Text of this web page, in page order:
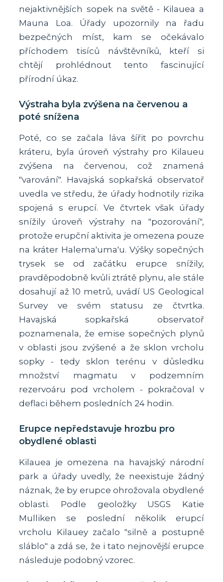
nejaktivnějších sopek na světě - Kilauea a
Mauna Loa. Úřady upozornily na řadu
bezpečných míst, kam se očekávalo
příchodem tisíců návštěvníků, kteří si
chtějí prohlédnout tento fascinující
přírodní úkaz.
Výstraha byla zvýšena na červenou a
poté snížena
Poté, co se začala láva šířit po povrchu
kráteru, byla úroveň výstrahy pro Kilaueu
zvýšena na červenou, což znamená
"varování". Havajská sopkařská observatoř
uvedla ve středu, že úřady hodnotily rizika
spojená s erupcí. Ve čtvrtek však úřady
snížily úroveň výstrahy na "pozorování",
protože erupční aktivita je omezena pouze
na kráter Halema'uma'u. Výšky sopečných
trysek se od začátku erupce snížily,
pravděpodobně kvůli ztrátě plynu, ale stále
dosahují až 10 metrů, uvádí US Geological
Survey ve svém statusu ze čtvrtka.
Havajská sopkařská observatoř
poznamenala, že emise sopečných plynů
v oblasti jsou zvýšené a že sklon vrcholu
sopky - tedy sklon terénu v důsledku
množství magmatu v podzemním
rezervoáru pod vrcholem - pokračoval v
deflaci během posledních 24 hodin.
Erupce nepředstavuje hrozbu pro
obydlené oblasti
Kilauea je omezena na havajský národní
park a úřady uvedly, že neexistuje žádný
náznak, že by erupce ohrožovala obydlené
oblasti. Podle geoložky USGS Katie
Mulliken se poslední několik erupcí
vrcholu Kilauey začalo "silně a postupně
sláblo" a zdá se, že i tato nejnovější erupce
následuje podobný vzorec.